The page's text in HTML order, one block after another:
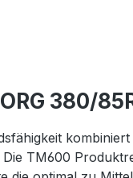
380/
TM600